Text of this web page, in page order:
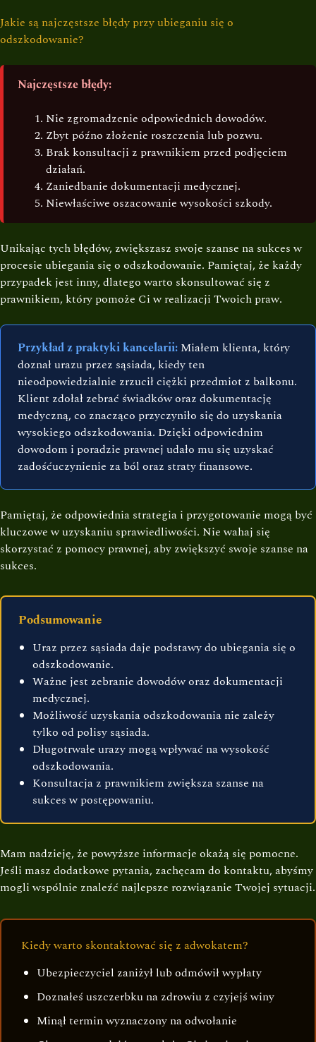
Jakie są najczęstsze błędy przy ubieganiu się o
odszkodowanie?
Najczęstsze błędy:
Nie zgromadzenie odpowiednich dowodów.
Zbyt późno złożenie roszczenia lub pozwu.
Brak konsultacji z prawnikiem przed podjęciem
działań.
Zaniedbanie dokumentacji medycznej.
Niewłaściwe oszacowanie wysokości szkody.
Unikając tych błędów, zwiększasz swoje szanse na sukces w
procesie ubiegania się o odszkodowanie. Pamiętaj, że każdy
przypadek jest inny, dlatego warto skonsultować się z
prawnikiem, który pomoże Ci w realizacji Twoich praw.
Przykład z praktyki kancelarii: Miałem klienta, który
doznał urazu przez sąsiada, kiedy ten
nieodpowiedzialnie zrzucił ciężki przedmiot z balkonu.
Klient zdołał zebrać świadków oraz dokumentację
medyczną, co znacząco przyczyniło się do uzyskania
wysokiego odszkodowania. Dzięki odpowiednim
dowodom i poradzie prawnej udało mu się uzyskać
zadośćuczynienie za ból oraz straty finansowe.
Pamiętaj, że odpowiednia strategia i przygotowanie mogą być
kluczowe w uzyskaniu sprawiedliwości. Nie wahaj się
skorzystać z pomocy prawnej, aby zwiększyć swoje szanse na
sukces.
Podsumowanie
Uraz przez sąsiada daje podstawy do ubiegania się o
odszkodowanie.
Ważne jest zebranie dowodów oraz dokumentacji
medycznej.
Możliwość uzyskania odszkodowania nie zależy
tylko od polisy sąsiada.
Długotrwałe urazy mogą wpływać na wysokość
odszkodowania.
Konsultacja z prawnikiem zwiększa szanse na
sukces w postępowaniu.
Mam nadzieję, że powyższe informacje okażą się pomocne.
Jeśli masz dodatkowe pytania, zachęcam do kontaktu, abyśmy
mogli wspólnie znaleźć najlepsze rozwiązanie Twojej sytuacji.
Kiedy warto skontaktować się z adwokatem?
Ubezpieczyciel zaniżył lub odmówił wypłaty
Doznałeś uszczerbku na zdrowiu z czyjejś winy
Minął termin wyznaczony na odwołanie